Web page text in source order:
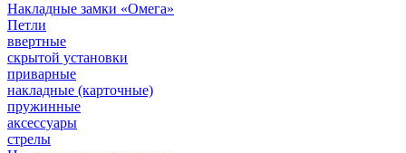
Накладные замки «Омега»
Петли
ввертные
скрытой установки
приварные
накладные (карточные)
пружинные
аксессуары
стрелы